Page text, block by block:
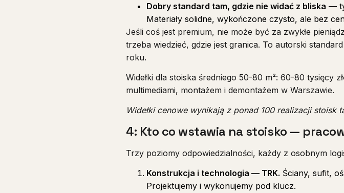
Dobry standard tam, gdzie nie widać z bliska —
Materiały solidne, wykończone czysto, ale bez
Jeśli coś jest premium, nie może być za zwykłe
trzeba wiedzieć, gdzie jest granica. To autorski
roku.
Widełki dla stoiska średniego 50-80 m²: 60-80 tysięcy
multimediami, montażem i demontażem w Warszawie.
Widełki cenowe wynikają z ponad 100 realizacji stoisk
4: Kto co wstawia na stoisko —
Trzy poziomy odpowiedzialności, każdy z osobnym
Konstrukcja i technologia — TRK. Ściany, sufit,
Projektujemy i wykonujemy pod klucz.